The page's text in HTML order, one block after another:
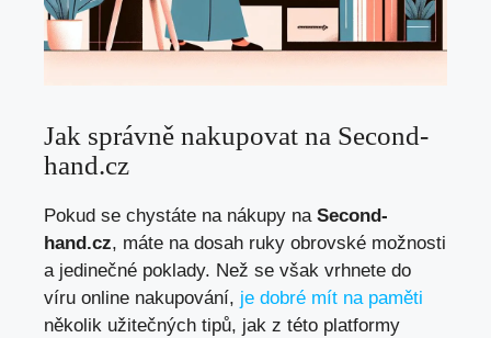
Jak správně nakupovat na Second-
hand.cz
Pokud se chystáte na nákupy na Second-
hand.cz, máte na dosah ruky obrovské možnosti
a jedinečné poklady. Než se však vrhnete do
víru online nakupování, je dobré mít na paměti
několik užitečných tipů, jak z této platformy